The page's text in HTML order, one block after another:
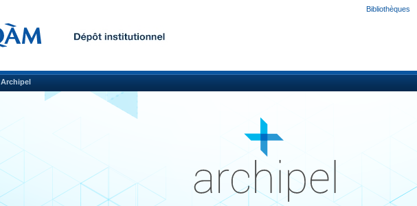
Bibliothèques
Archipel